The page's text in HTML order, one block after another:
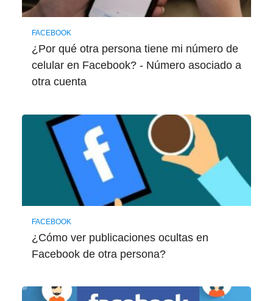
FACEBOOK
¿Por qué otra persona tiene mi número de
celular en Facebook? - Número asociado a
otra cuenta
FACEBOOK
¿Cómo ver publicaciones ocultas en
Facebook de otra persona?